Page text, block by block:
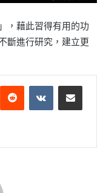
，藉此習得有用的功
斷進行研究，建立更
Reddit VKontakteShare via Email